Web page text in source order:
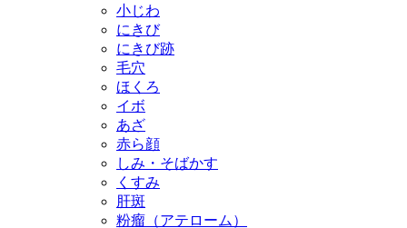
小じわ
にきび
にきび跡
毛穴
ほくろ
イボ
あざ
赤ら顔
しみ・そばかす
くすみ
肝斑
粉瘤（アテローム）